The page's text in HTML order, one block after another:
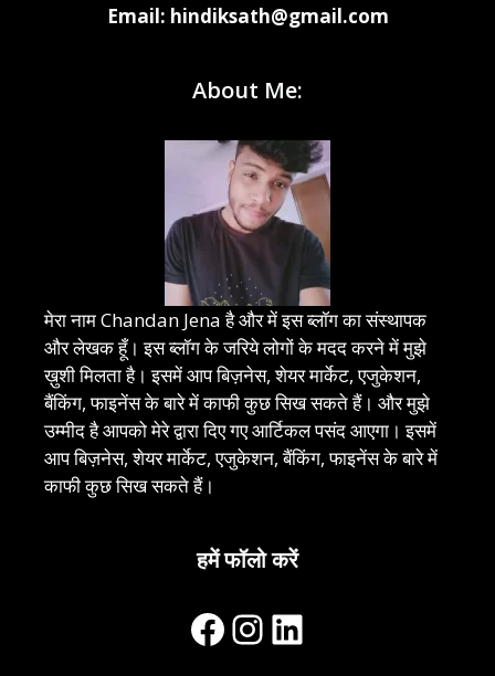
Email: hindiksath@gmail.com
About Me:
मेरा नाम Chandan Jena है और में इस ब्लॉग का संस्थापक
और लेखक हूँ। इस ब्लॉग के जरिये लोगों के मदद करने में मुझे
ख़ुशी मिलता है। इसमें आप बिज़नेस, शेयर मार्केट, एजुकेशन,
बैंकिंग, फाइनेंस के बारे में काफी कुछ सिख सकते हैं। और मुझे
उम्मीद है आपको मेरे द्वारा दिए गए आर्टिकल पसंद आएगा। इसमें
आप बिज़नेस, शेयर मार्केट, एजुकेशन, बैंकिंग, फाइनेंस के बारे में
काफी कुछ सिख सकते हैं।
हमें फॉलो करें
Facebook
Instagram
LinkedIn